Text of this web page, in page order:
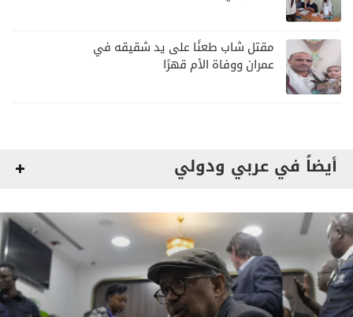
مقتل شاب طعنًا على يد شقيقه في
عمران ووفاة الأم قهرًا
أيضاً في عربي ودولي